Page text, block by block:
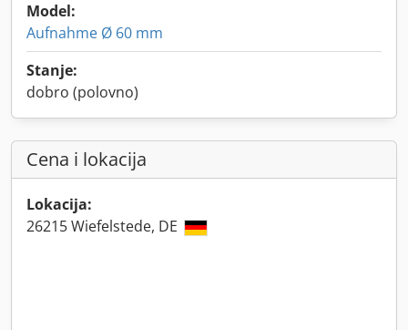
Model:
Aufnahme Ø 60 mm
Stanje:
dobro (polovno)
Cena i lokacija
Lokacija:
26215 Wiefelstede, DE